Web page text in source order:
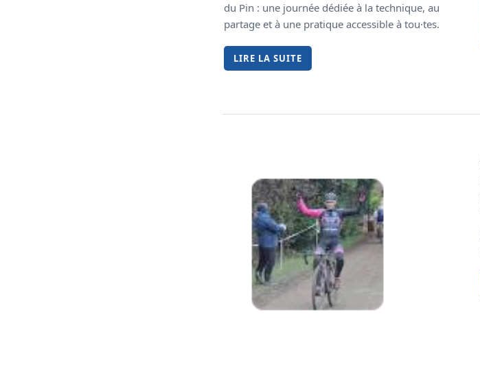
du Pin : une journée dédiée à la technique, au
partage et à une pratique accessible à tou·tes.
LIRE LA SUITE